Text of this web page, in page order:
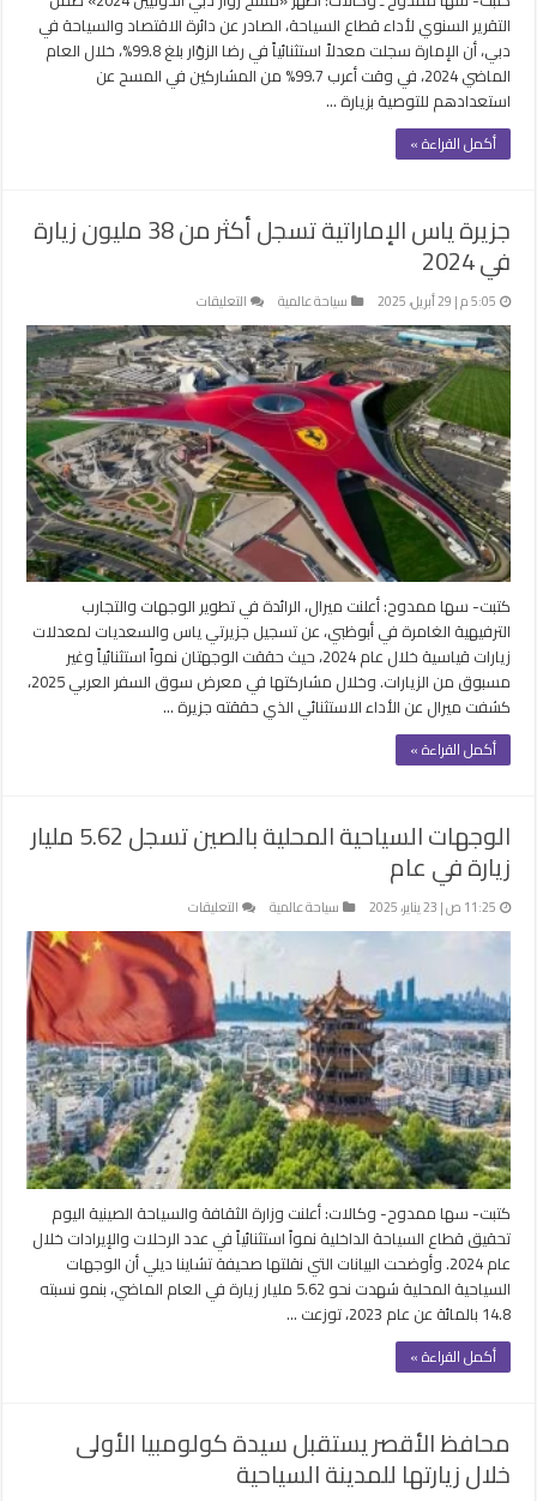
التقرير السنوي لأداء قطاع السياحة، الصادر عن دائرة الاقتصاد والسياحة في
دبي، أن الإمارة سجلت معدلاً استثنائياً في رضا الزوّار بلغ 99.8%، خلال العام
الماضي 2024، في وقت أعرب 99.7% من المشاركين في المسح عن
استعدادهم للتوصية بزيارة …
أكمل القراءة »
جزيرة ياس الإماراتية تسجل أكثر من 38 مليون زيارة
في 2024
5:05 م | 29 أبريل، 2025 سياحة عالمية التعليقات
جزيرة
ياس
الإماراتية
تسجل
أكثر
من
38
مليون
زيارة
في
2024
مغلقة
كتبت- سها ممدوح: أعلنت ميرال، الرائدة في تطوير الوجهات والتجارب
الترفيهية الغامرة في أبوظبي، عن تسجيل جزيرتي ياس والسعديات لمعدلات
زيارات قياسية خلال عام 2024، حيث حققت الوجهتان نمواً استثنائياً وغير
مسبوق من الزيارات. وخلال مشاركتها في معرض سوق السفر العربي 2025،
كشفت ميرال عن الأداء الاستثنائي الذي حققته جزيرة …
أكمل القراءة »
الوجهات السياحية المحلية بالصين تسجل 5.62 مليار
زيارة في عام
11:25 ص | 23 يناير، 2025 سياحة عالمية التعليقات
الوجهات
السياحية
المحلية
بالصين
تسجل
5.62
مليار
زيارة
في
عام
مغلقة
كتبت- سها ممدوح- وكالات: أعلنت وزارة الثقافة والسياحة الصينية اليوم
تحقيق قطاع السياحة الداخلية نمواً استثنائياً في عدد الرحلات والإيرادات خلال
عام 2024. وأوضحت البيانات التي نقلتها صحيفة تشاينا ديلي أن الوجهات
السياحية المحلية شهدت نحو 5.62 مليار زيارة في العام الماضي، بنمو نسبته
14.8 بالمائة عن عام 2023، توزعت …
أكمل القراءة »
محافظ الأقصر يستقبل سيدة كولومبيا الأولى
خلال زيارتها للمدينة السياحية